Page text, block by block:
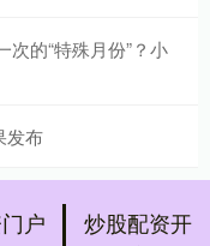
次的“特殊月份”？小
发布
户
炒股配资开